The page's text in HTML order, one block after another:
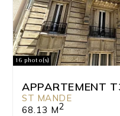
16 photo(s)
APPARTEMENT
ST MANDE
68.13 M2